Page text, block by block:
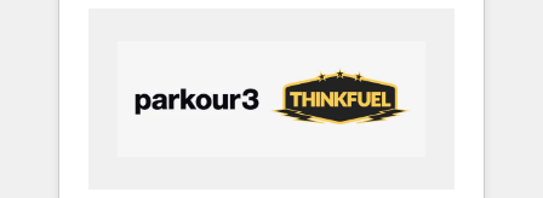
through smart automation, data hygiene, and
tailored HubSpot solutions. Our clients
choose us because we blend the expertise of